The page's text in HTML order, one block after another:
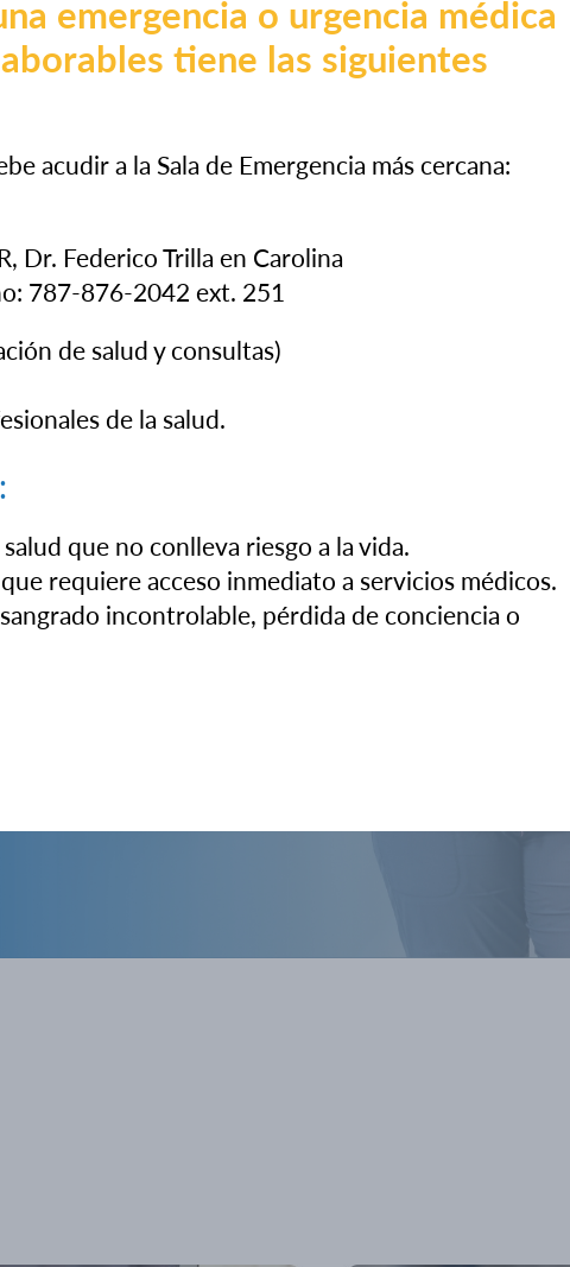
Localidades Nuestros Beneficios Eventos
emergencia o urgencia médica
tiene las siguientes
acudir a la Sala de Emergencia más cercana:
Dr. Federico Trilla en Carolina
787-876-2042 ext. 251
de salud y consultas)
de la salud.
que no conlleva riesgo a la vida.
requiere acceso inmediato a servicios médicos.
incontrolable, pérdida de conciencia o